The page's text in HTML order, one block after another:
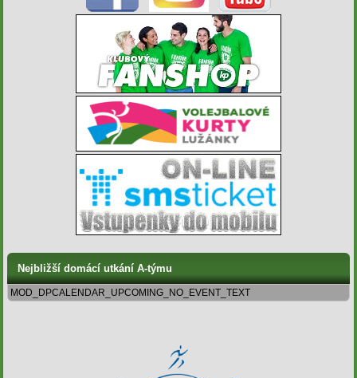
Nejbližší domácí utkání A-týmu
MOD_DPCALENDAR_UPCOMING_NO_EVENT_TEXT